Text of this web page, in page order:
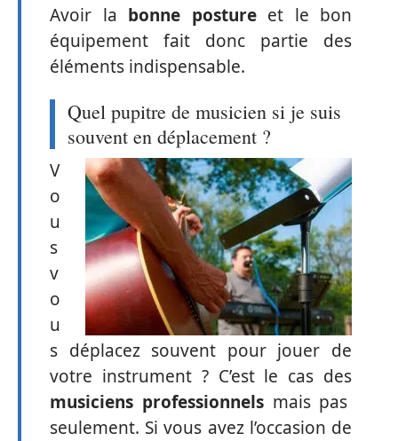
Avoir la bonne postureet le bon
équipement fait donc partie des
éléments indispensable.
Quel pupitre de musicien si je suis
souvent en déplacement ?
V
o
u
s
v
o
u
s déplacez souvent pour jouer de
votre instrument ? C’est le cas des
musiciens professionnelsmais pas
seulement. Si vous avez l’occasion de